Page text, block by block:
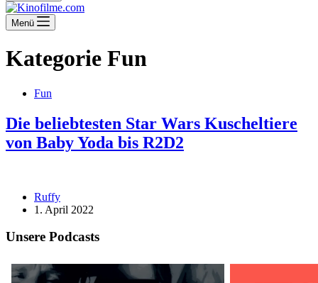
Menü
Kategorie Fun
Fun
Die beliebtesten Star Wars Kuscheltiere
von Baby Yoda bis R2D2
Ruffy
1. April 2022
Unsere Podcasts